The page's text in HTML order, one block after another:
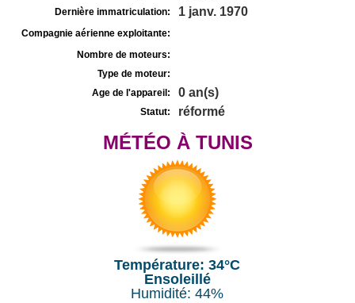
Dernière immatriculation: 1 janv. 1970
Compagnie aérienne exploitante:
Nombre de moteurs:
Type de moteur:
Age de l'appareil:
0 an(s)
Statut: réformé
MÉTÉO À TUNIS
Température: 34°C
Ensoleillé
Humidité: 44%